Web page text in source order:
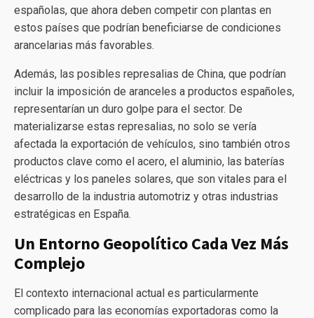
españolas, que ahora deben competir con plantas en
estos países que podrían beneficiarse de condiciones
arancelarias más favorables.
Además, las posibles represalias de China, que podrían
incluir la imposición de aranceles a productos españoles,
representarían un duro golpe para el sector. De
materializarse estas represalias, no solo se vería
afectada la exportación de vehículos, sino también otros
productos clave como el acero, el aluminio, las baterías
eléctricas y los paneles solares, que son vitales para el
desarrollo de la industria automotriz y otras industrias
estratégicas en España.
Un Entorno Geopolítico Cada Vez Más
Complejo
El contexto internacional actual es particularmente
complicado para las economías exportadoras como la